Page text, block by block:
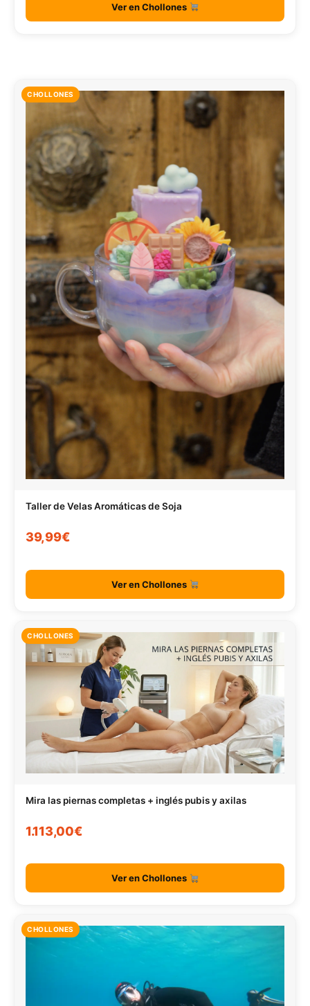
Ver en Chollones
CHOLLONES
Taller de Velas Aromáticas de Soja
39,99€
Ver en Chollones
CHOLLONES
Mira las piernas completas + inglés pubis y axilas
1.113,00€
Ver en Chollones
CHOLLONES